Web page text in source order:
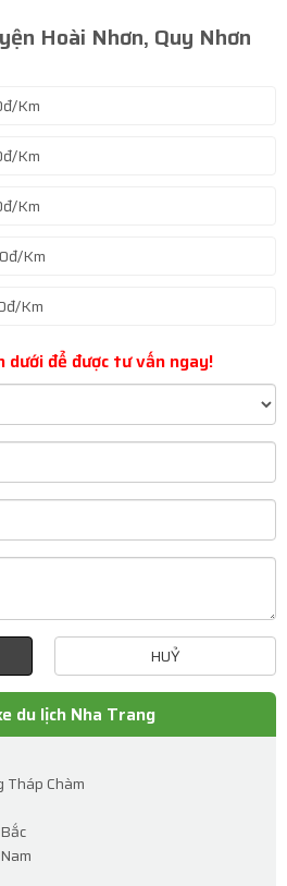
Hoài Nhơn, Quy Nhơn
Km
Km
Km
Km
Km
để được tư vấn ngay!
HUỶ
du lịch Nha Trang
Chàm